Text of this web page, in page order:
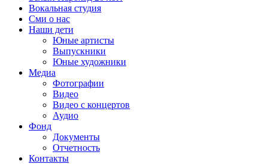
Вокальная студия
Сми о нас
Наши дети
Юные артисты
Выпускники
Юные художники
Медиа
Фотографии
Видео
Видео с концертов
Аудио
Фонд
Документы
Отчетность
Контакты